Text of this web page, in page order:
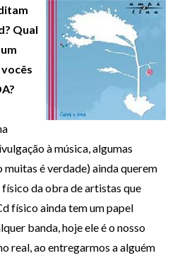
Qual
à música, algumas
muitas é verdade) ainda querem
físico da obra de artistas que
físico ainda tem um papel
banda, hoje ele é o nosso
real, ao entregarmos a alguém